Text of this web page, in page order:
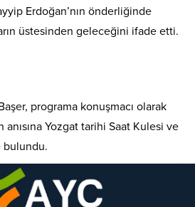
Erdoğan’nın önderliğinde
üstesinden geleceğini ifade etti.
programa konuşmacı olarak
anısına Yozgat tarihi Saat Kulesi ve